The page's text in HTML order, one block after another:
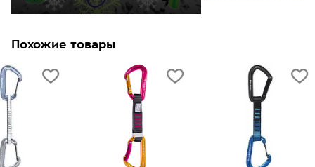
Похожие товары